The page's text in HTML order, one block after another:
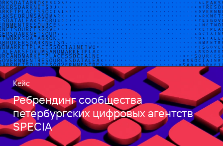
Кейс
Ребрендинг сообщества
петербургских цифровых агентств
SPECIA